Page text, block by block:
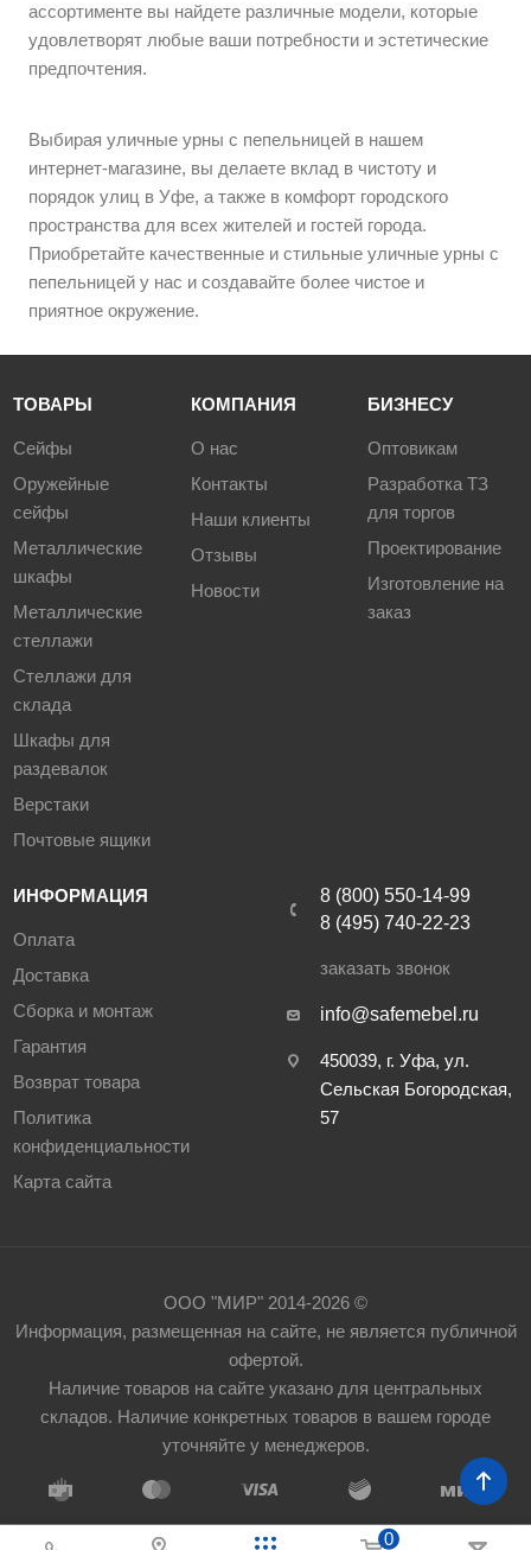
ассортименте вы найдете различные модели, которые
удовлетворят любые ваши потребности и эстетические
предпочтения.
Выбирая уличные урны с пепельницей в нашем
интернет-магазине, вы делаете вклад в чистоту и
порядок улиц в Уфе, а также в комфорт городского
пространства для всех жителей и гостей города.
Приобретайте качественные и стильные уличные урны с
пепельницей у нас и создавайте более чистое и
приятное окружение.
ТОВАРЫ
Сейфы
Оружейные
сейфы
Металлические
шкафы
Металлические
стеллажи
Стеллажи для
склада
Шкафы для
раздевалок
Верстаки
Почтовые ящики
КОМПАНИЯ
О нас
Контакты
Наши клиенты
Отзывы
Новости
БИЗНЕСУ
Оптовикам
Разработка ТЗ
для торгов
Проектирование
Изготовление на
заказ
ИНФОРМАЦИЯ
Оплата
Доставка
Сборка и монтаж
Гарантия
Возврат товара
Политика
конфиденциальности
Карта сайта
8 (800) 550-14-99
8 (495) 740-22-23
заказать звонок
info@safemebel.ru
450039, г. Уфа, ул.
Сельская Богородская,
57
ООО "МИР" 2014-2026 ©
Информация, размещенная на сайте, не является публичной
офертой.
Наличие товаров на сайте указано для центральных
складов. Наличие конкретных товаров в вашем городе
уточняйте у менеджеров.
0